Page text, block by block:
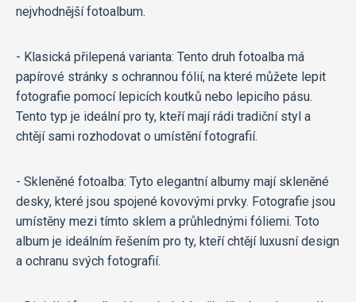
nejvhodnější fotoalbum.
- Klasická přilepená varianta: Tento druh fotoalba má
papírové stránky s ochrannou fólií, na které můžete lepit
fotografie pomocí lepicích koutků nebo lepicího pásu.
Tento typ je ideální pro ty, kteří mají rádi tradiční styl a
chtějí sami rozhodovat o umístění fotografií.
- Skleněné fotoalba: Tyto elegantní albumy mají skleněné
desky, které jsou spojené kovovými prvky. Fotografie jsou
umístěny mezi tímto sklem a průhlednými fóliemi. Toto
album je ideálním řešením pro ty, kteří chtějí luxusní design
a ochranu svých fotografií.